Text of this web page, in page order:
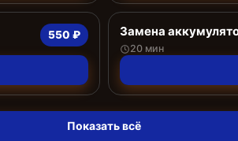
550 ₽ Замена
20 мин
Показать всё